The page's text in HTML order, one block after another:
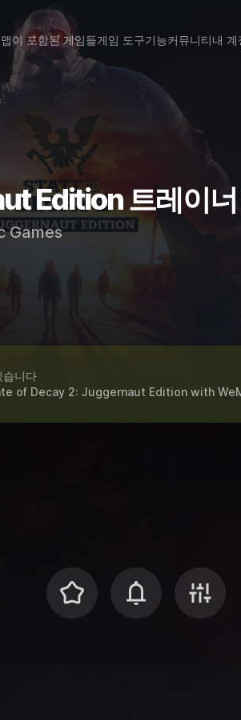
맵이 포함된 게임들게임 도구기능커뮤니티내 계
Edition 트레이너
Games
니다
of Decay 2: Juggernaut Edition with